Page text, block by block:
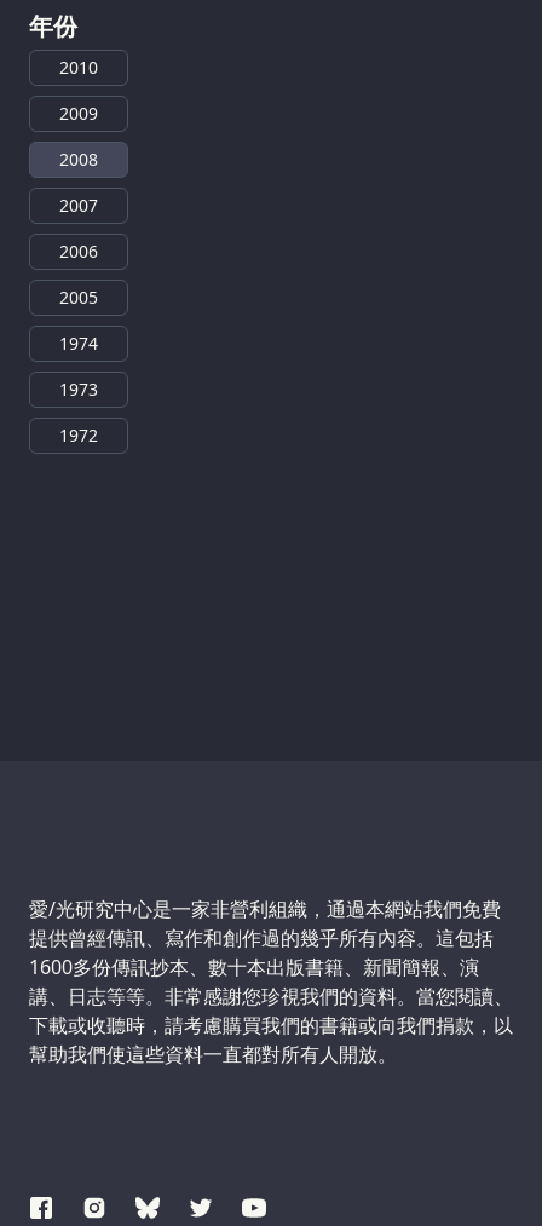
年份
2010
2009
2008
2007
2006
2005
1974
1973
1972
Support us:
愛/光研究中心是一家非營利組織，通過本網站我們免費
提供曾經傳訊、寫作和創作過的幾乎所有內容。這包括
1600多份傳訊抄本、數十本出版書籍、新聞簡報、演
講、日志等等。非常感謝您珍視我們的資料。當您閱讀、
下載或收聽時，請考慮購買我們的書籍或向我們捐款，以
幫助我們使這些資料一直都對所有人開放。